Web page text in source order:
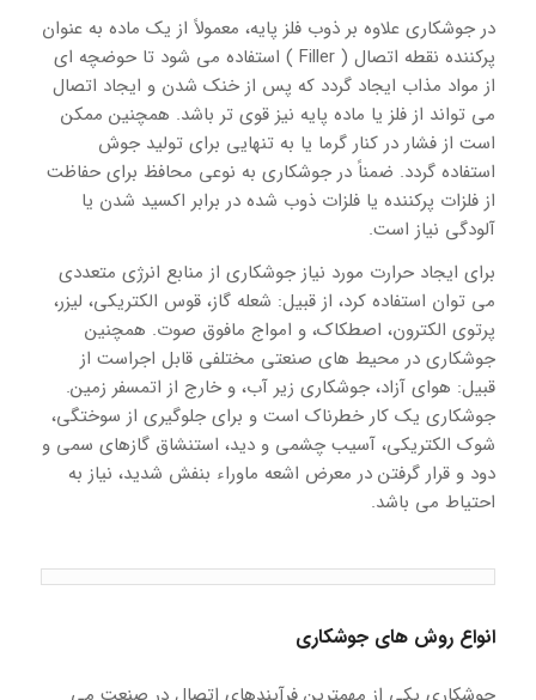
در جوشکاری علاوه بر ذوب فلز پایه، معمولاً از یک ماده به عنوان
پرکننده نقطه اتصال ( Filler ) استفاده می شود تا حوضچه ای
از مواد مذاب ایجاد گردد که پس از خنک شدن و ایجاد اتصال
می تواند از فلز یا ماده پایه نیز قوی تر باشد. همچنین ممکن
است از فشار در کنار گرما یا به تنهایی برای تولید جوش
استفاده گردد. ضمناً در جوشکاری به نوعی محافظ برای حفاظت
از فلزات پرکننده یا فلزات ذوب شده در برابر اکسید شدن یا
آلودگی نیاز است.
برای ایجاد حرارت مورد نیاز جوشکاری از منابع انرژی متعددی
می توان استفاده کرد، از قبیل: شعله گاز، قوس الکتریکی، لیزر،
پرتوی الکترون، اصطکاک، و امواج مافوق صوت. همچنین
جوشکاری در محیط های صنعتی مختلفی قابل اجراست از
قبیل: هوای آزاد، جوشکاری زیر آب، و خارج از اتمسفر زمین.
جوشکاری یک کار خطرناک است و برای جلوگیری از سوختگی،
شوک الکتریکی، آسیب چشمی و دید، استنشاق گازهای سمی و
دود و قرار گرفتن در معرض اشعه ماوراء بنفش شدید، نیاز به
احتیاط می باشد.
انواع روش های جوشکاری